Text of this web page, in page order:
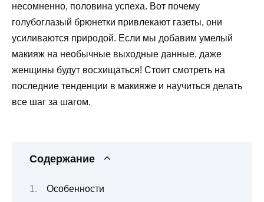
несомненно, половина успеха. Вот почему
голубоглазый брюнетки привлекают газеты, они
усиливаются природой. Если мы добавим умелый
макияж на необычные выходные данные, даже
женщины будут восхищаться! Стоит смотреть на
последние тенденции в макияже и научиться делать
все шаг за шагом.
Содержание
Особенности